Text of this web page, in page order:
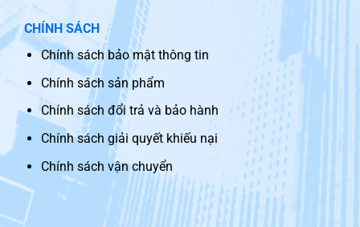
CHÍNH SÁCH
Chính sách bảo mật thông tin
Chính sách sản phẩm
Chính sách đổi trả và bảo hành
Chính sách giải quyết khiếu nại
Chính sách vận chuyển